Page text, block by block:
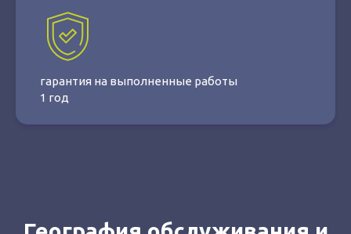
гарантия на выполненные работы
1 год